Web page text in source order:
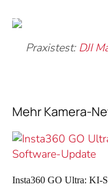
Praxistest: DJI
Mehr Kamera-
Insta360 GO Ultra: KI-